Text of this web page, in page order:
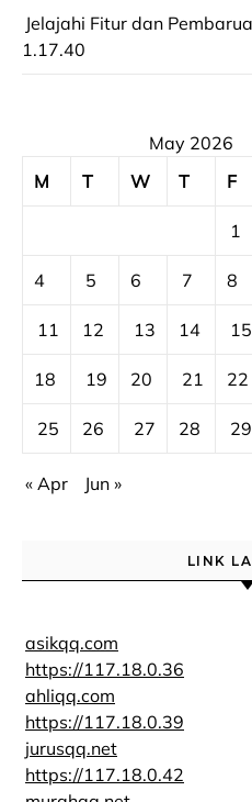
Jelajahi Fitur dan
1.17.40
May 2026
M
T W T F
1
4 5 6 7 8
11 12 13 14 15
18 19 20 21 22
25 26 27 28 29
« Apr Jun »
LINK
asikqq.com
https://117.18.0.36
ahliqq.com
https://117.18.0.39
jurusqq.net
https://117.18.0.42